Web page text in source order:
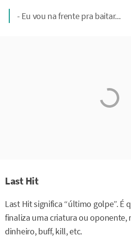
- Eu vou na frente pra baitar...
Last Hit
Last Hit significa “último golpe”. É
finaliza uma criatura ou oponente,
dinheiro, buff, kill, etc.